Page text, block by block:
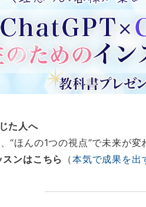
た人へ
“ほんの1つの視点”で未来が変
ンはこちら （本気で成果を出